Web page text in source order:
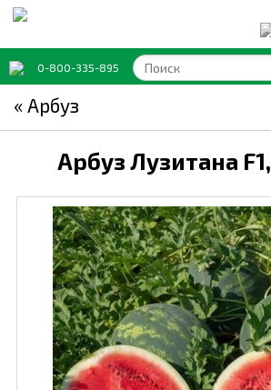
0-800-335-895
« Арбуз
Арбуз Лузитана F1,